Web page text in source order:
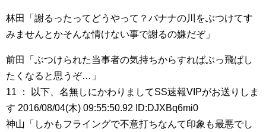
林田「謝るったってどうやって？バナナの川をぶつけてす
みませんとかそんな情けない事で謝るの嫌だぞ」
前田「ぶつけられた当事者の気持ちからすればぶっ飛ばし
たくなると思うぞ…」
11 ： 以下、名無しにかわりましてSS速報VIPがお送りしま
す 2016/08/04(木) 09:55:50.92 ID:DJXBq6mi0
神山「しかもフライングで不意打ちなんて印象も最悪でし